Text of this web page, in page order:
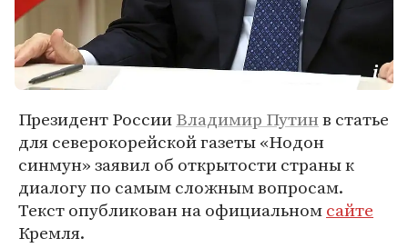
Президент РоссииВладимир Путинв статье
для северокорейской газеты «Нодон
синмун» заявил об открытости страны к
диалогу по самым сложным вопросам.
Текст опубликован на официальномсайте
Кремля.